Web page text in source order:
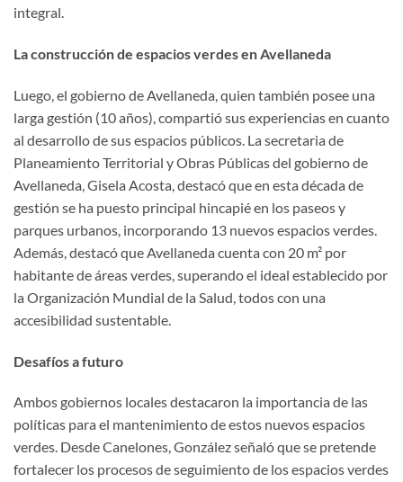
integral.
La construcción de espacios verdes en Avellaneda
Luego, el gobierno de Avellaneda, quien también posee una
larga gestión (10 años), compartió sus experiencias en cuanto
al desarrollo de sus espacios públicos. La secretaria de
Planeamiento Territorial y Obras Públicas del gobierno de
Avellaneda, Gisela Acosta, destacó que en esta década de
gestión se ha puesto principal hincapié en los paseos y
parques urbanos, incorporando 13 nuevos espacios verdes.
Además, destacó que Avellaneda cuenta con 20 m² por
habitante de áreas verdes, superando el ideal establecido por
la Organización Mundial de la Salud, todos con una
accesibilidad sustentable.
Desafíos a futuro
Ambos gobiernos locales destacaron la importancia de las
políticas para el mantenimiento de estos nuevos espacios
verdes. Desde Canelones, González señaló que se pretende
fortalecer los procesos de seguimiento de los espacios verdes